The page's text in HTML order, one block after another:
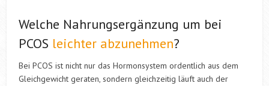
Welche Nahrungsergänzung um bei
PCOS leichter abzunehmen?
Bei PCOS ist nicht nur das Hormonsystem ordentlich aus dem
Gleichgewicht geraten, sondern gleichzeitig läuft auch der